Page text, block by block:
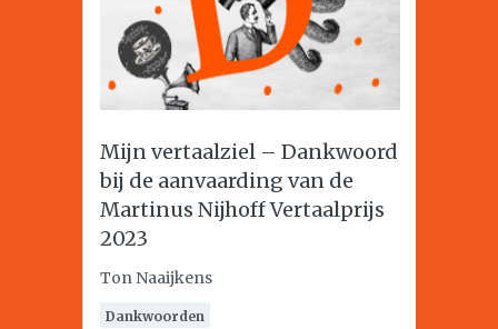
Mijn vertaalziel – Dankwoord
bij de aanvaarding van de
Martinus Nijhoff Vertaalprijs
2023
Ton Naaijkens
Dankwoorden